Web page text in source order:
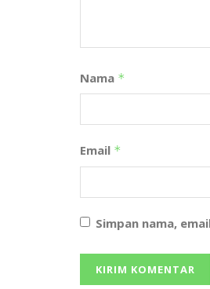
Nama *
Email *
Simpan nama,